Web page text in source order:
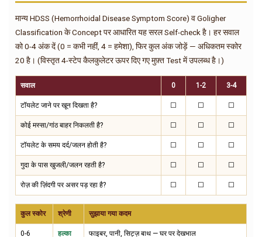
मान्य HDSS (Hemorrhoidal Disease Symptom Score) व Goligher
Classification के Concept पर आधारित यह सरल Self-check है। हर सवाल
को 0-4 अंक दें (0 = कभी नहीं, 4 = हमेशा), फिर कुल अंक जोड़ें — अधिकतम स्कोर
20 है। (विस्तृत 4-स्टेप कैलकुलेटर ऊपर दिए गए मुफ़्त Test में उपलब्ध है।)
सवाल 0 1-2 3-4
टॉयलेट जाने पर खून दिखता है? ☐ ☐ ☐
कोई मस्सा/गांठ बाहर निकलती है? ☐ ☐ ☐
टॉयलेट के समय दर्द/जलन होती है? ☐ ☐ ☐
गुदा के पास खुजली/जलन रहती है? ☐ ☐ ☐
रोज़ की ज़िंदगी पर असर पड़ रहा है? ☐ ☐ ☐
कुल स्कोर श्रेणी सुझाया गया कदम
0-6 हल्का फाइबर, पानी, सिट्ज़ बाथ — घर पर देखभाल